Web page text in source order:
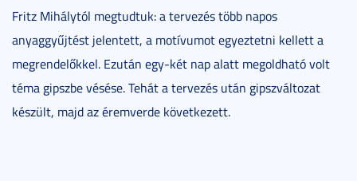
Fritz Mihálytól megtudtuk: a tervezés több napos
anyaggyűjtést jelentett, a motívumot egyeztetni kellett a
megrendelőkkel. Ezután egy-két nap alatt megoldható volt
téma gipszbe vésése. Tehát a tervezés után gipszváltozat
készült, majd az éremverde következett.